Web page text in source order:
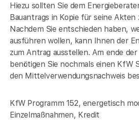
Hiezu sollten Sie dem
Bauantrags in Kopie für seine
Nachdem Sie entschieden haben,
ausführen wollen, kann Ihnen der
zum Antrag ausstellen. Am ende
benötigen Sie nochmals einen KfW
den Mittelverwendungsnachweis
KfW Programm 152, energetisch
Einzelmaßnahmen, Kredit